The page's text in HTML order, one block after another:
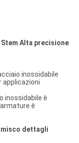
Stem Alta precisione
inossidabile
inossidabile è
è
dettagli